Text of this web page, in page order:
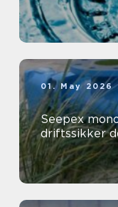
01. May 2026
Seepex
driftssikker